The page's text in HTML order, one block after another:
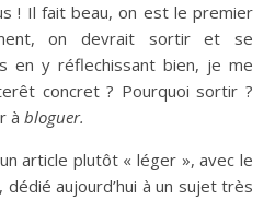
on devrait sortir et se
en y réflechissant bien, je me
concret ? Pourquoi sortir ?
à bloguer.
article plutôt « léger », avec le
aujourd’hui à un sujet très